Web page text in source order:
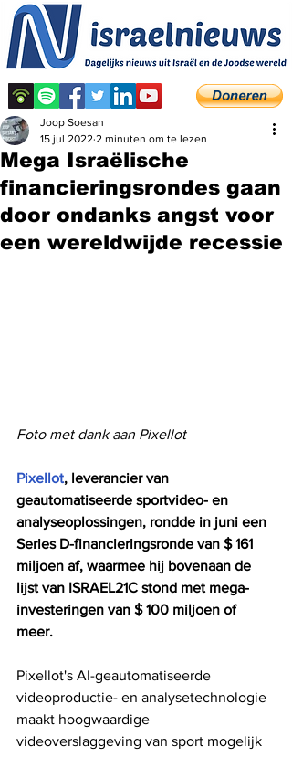
Mega Israëlische
financieringsrondes gaan
door ondanks angst voor
een wereldwijde recessie
Joop Soesan
15 jul 2022 2 minuten om te lezen
Foto met dank aan Pixellot
Pixellot, leverancier van
geautomatiseerde sportvideo- en
analyseoplossingen, rondde in juni een
Series D-financieringsronde van $ 161
miljoen af, waarmee hij bovenaan de
lijst van ISRAEL21C stond met mega-
investeringen van $ 100 miljoen of
meer.
Pixellot's AI-geautomatiseerde
videoproductie- en analysetechnologie
maakt hoogwaardige
videoverslaggeving van sport mogelijk